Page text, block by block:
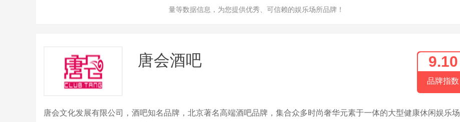
量等数据信息，为您提供优秀、可信赖的娱乐场所品牌！
唐会酒吧 9.10
品牌指数
唐会文化发展有限公司，酒吧知名品牌，北京著名高端酒吧品牌，集合众多时尚奢华元素于一体的大型健康休闲娱乐场